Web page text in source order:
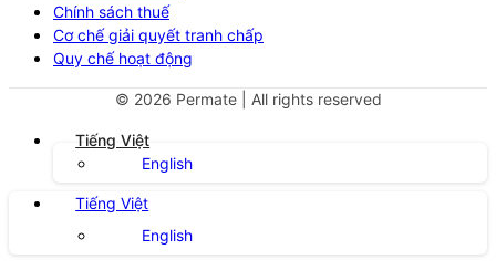
Chính sách thuế
Cơ chế giải quyết tranh chấp
Quy chế hoạt động
© 2026 Permate | All rights reserved
Tiếng Việt
English
Tiếng Việt
English